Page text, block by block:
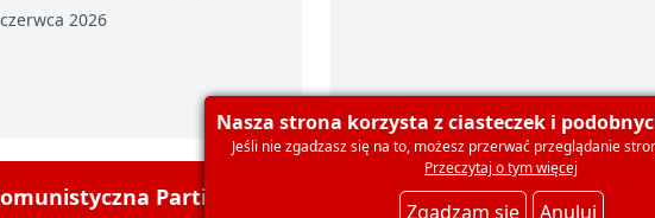
2026
Partia Polski Dla mediów Deklaracja
Nasza strona korzysta z ciasteczek i
Jeśli nie zgadzasz się na to, możesz przerwać przeglądanie
Przeczytaj o tym więcej
Zgadzam się Anuluj